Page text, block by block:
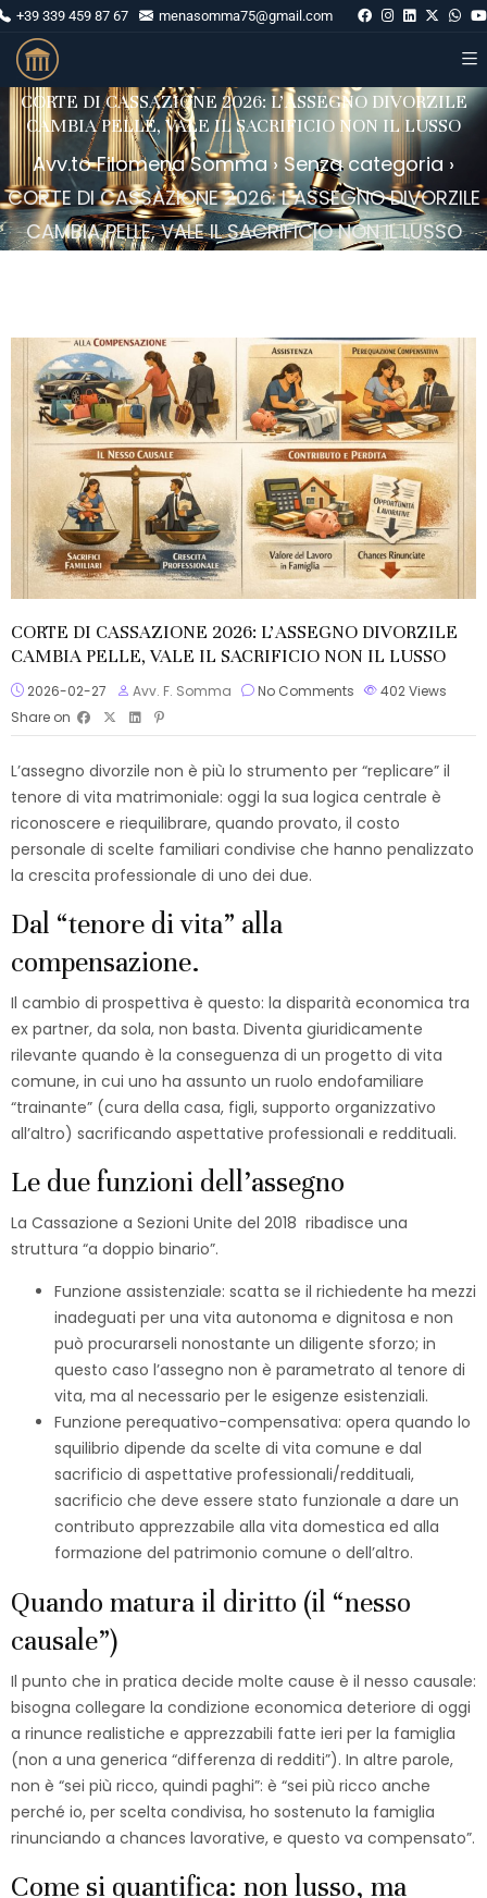
+39 339 459 87 67 menasomma75@gmail.com
CORTE DI CASSAZIONE 2026: L’ASSEGNO DIVORZILE
CAMBIA PELLE, VALE IL SACRIFICIO NON IL LUSSO
Avv.to Filomena Somma› Senza categoria ›
CORTE DI CASSAZIONE 2026: L’ASSEGNO DIVORZILE
CAMBIA PELLE, VALE IL SACRIFICIO NON IL LUSSO
CORTE DI CASSAZIONE 2026: L’ASSEGNO DIVORZILE
CAMBIA PELLE, VALE IL SACRIFICIO NON IL LUSSO
2026-02-27 Avv. F. Somma No Comments 402Views
Share on
L’assegno divorzile non è più lo strumento per “replicare” il
tenore di vita matrimoniale: oggi la sua logica centrale è
riconoscere e riequilibrare, quando provato, il costo
personale di scelte familiari condivise che hanno penalizzato
la crescita professionale di uno dei due.​
Dal “tenore di vita” alla
compensazione.
Il cambio di prospettiva è questo: la disparità economica tra
ex partner, da sola, non basta. Diventa giuridicamente
rilevante quando è la conseguenza di un progetto di vita
comune, in cui uno ha assunto un ruolo endofamiliare
“trainante” (cura della casa, figli, supporto organizzativo
all’altro) sacrificando aspettative professionali e reddituali.​
Le due funzioni dell’assegno
La Cassazione a Sezioni Unite del 2018 ribadisce una
struttura “a doppio binario”.​
Funzione assistenziale: scatta se il richiedente ha mezzi
inadeguati per una vita autonoma e dignitosa e non
può procurarseli nonostante un diligente sforzo; in
questo caso l’assegno non è parametrato al tenore di
vita, ma al necessario per le esigenze esistenziali.
Funzione perequativo-compensativa: opera quando lo
squilibrio dipende da scelte di vita comune e dal
sacrificio di aspettative professionali/reddituali,
sacrificio che deve essere stato funzionale a dare un
contributo apprezzabile alla vita domestica ed alla
formazione del patrimonio comune o dell’altro.​
Quando matura il diritto (il “nesso
causale”)
Il punto che in pratica decide molte cause è il nesso causale:
bisogna collegare la condizione economica deteriore di oggi
a rinunce realistiche e apprezzabili fatte ieri per la famiglia
(non a una generica “differenza di redditi”). In altre parole,
non è “sei più ricco, quindi paghi”: è “sei più ricco anche
perché io, per scelta condivisa, ho sostenuto la famiglia
rinunciando a chances lavorative, e questo va compensato”.
Come si quantifica: non lusso, ma